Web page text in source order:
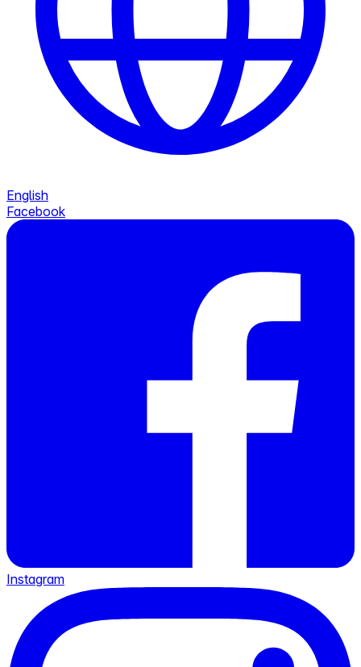
English
Facebook
Instagram